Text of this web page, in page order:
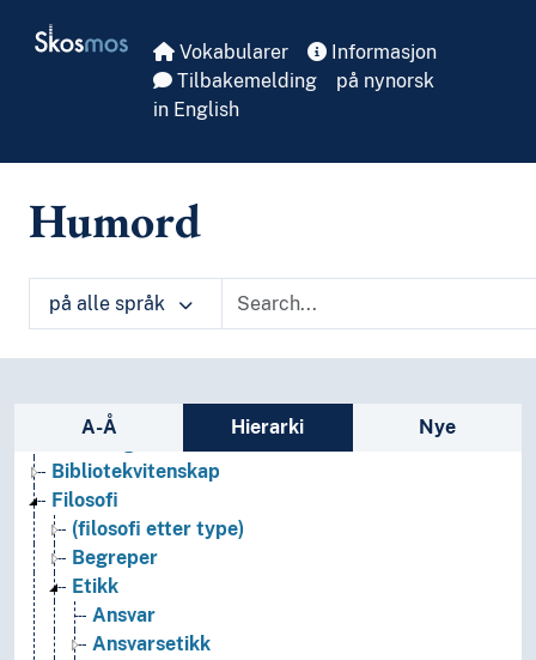
Skosmos Vokabularer
Informasjon
Tilbakemelding
på nynorsk
in English
Humord
på alle språk
Sidefelt: navigér i vokabularet på ulike
A-Å Hierarki Nye
Bibliotekvitenskap
Filosofi
(filosofi etter type)
Begreper
Etikk
Ansvar
Ansvarsetikk